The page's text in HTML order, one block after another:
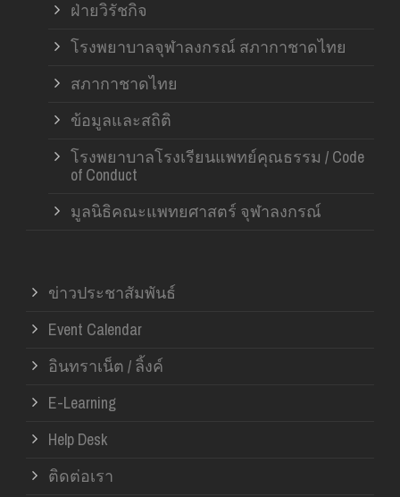
ฝ่ายวิรัชกิจ
โรงพยาบาลจุฬาลงกรณ์ สภากาชาดไทย
สภากาชาดไทย
ข้อมูลและสถิติ
โรงพยาบาลโรงเรียนแพทย์คุณธรรม / Code
of Conduct
มูลนิธิคณะแพทยศาสตร์ จุฬาลงกรณ์
ข่าวประชาสัมพันธ์
Event Calendar
อินทราเน็ต / ลิ้งค์
E-Learning
Help Desk
ติดต่อเรา